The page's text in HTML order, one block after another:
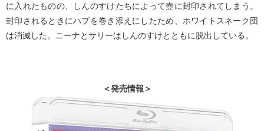
に入れたものの、しんのすけたちによって壺に封印されてしまう。
封印されるときにハブを巻き添えにしたため、ホワイトスネーク団
は消滅した。ニーナとサリーはしんのすけとともに脱出している。
＜発売情報＞